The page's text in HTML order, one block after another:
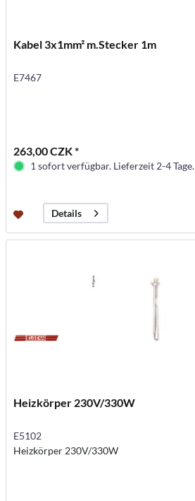
Kabel 3x1mm² m.Stecker 1m
E7467
263,00 CZK *
1 sofort verfügbar. Lieferzeit 2-4 Tage.
Details
Heizkörper 230V/330W
E5102
Heizkörper 230V/330W